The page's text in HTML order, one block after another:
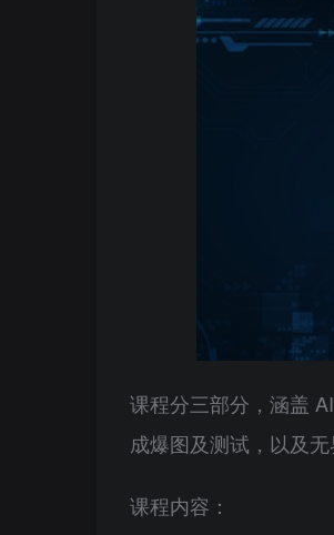
课程分三部分，涵盖
成爆图及测试，以及
课程内容：